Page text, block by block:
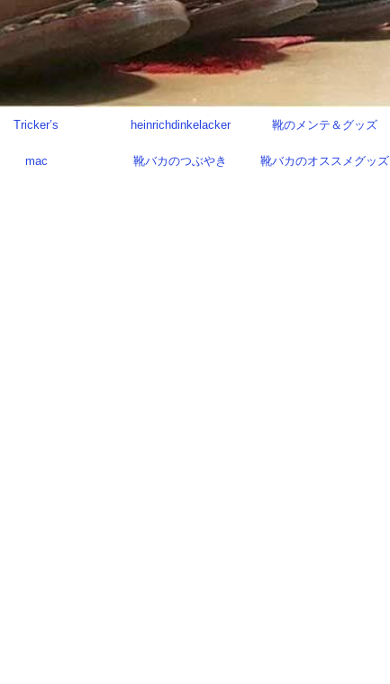
Tricker’s heinrichdinkelacker 靴のメンテ＆グッズ
mac 靴バカのつぶやき 靴バカのオススメグッズ